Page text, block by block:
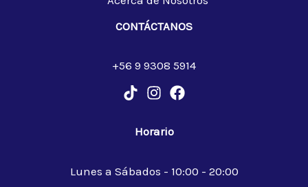
CONTÁCTANOS
+56 9 9308 5914
Horario
Lunes a Sábados - 10:00 - 20:00